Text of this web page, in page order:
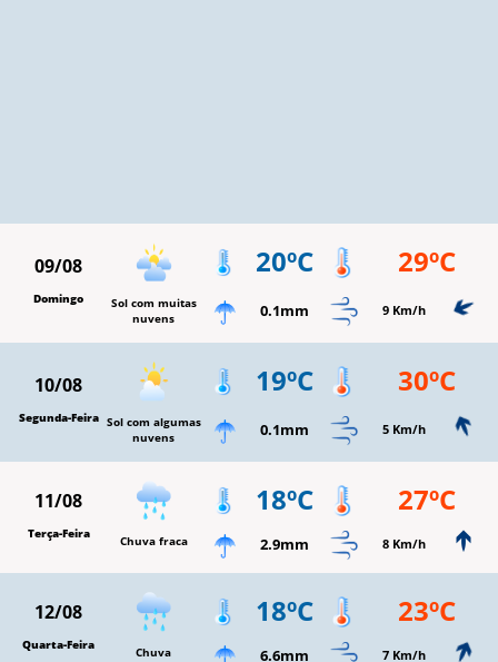
09/08
Domingo
Sol com muitas
nuvens
20ºC 29ºC
0.1mm 9 Km/h
10/08
Segunda-Feira Sol com algumas
nuvens
19ºC 30ºC
0.1mm 5 Km/h
11/08
Terça-Feira Chuva fraca
18ºC 27ºC
2.9mm 8 Km/h
12/08
Quarta-Feira Chuva
18ºC 23ºC
6.6mm 7 Km/h